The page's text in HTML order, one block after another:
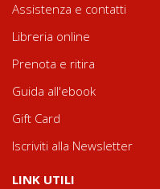
Assistenza e contatti
Libreria online
Prenota e ritira
Guida all'ebook
Gift Card
Iscriviti alla Newsletter
LINK UTILI